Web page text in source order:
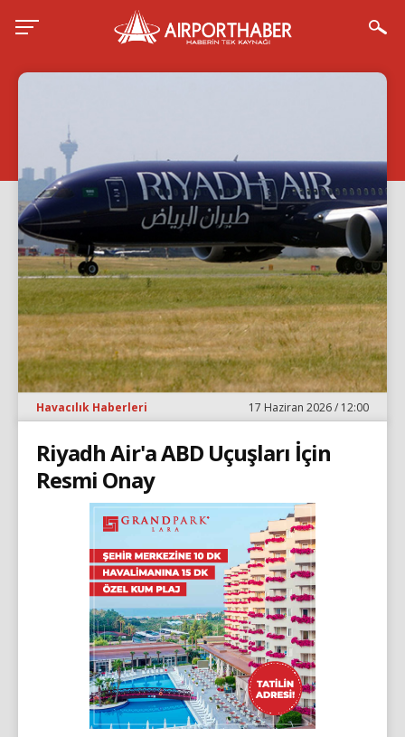
Havacılık Haberleri 17 Haziran 2026 / 12:00
Riyadh Air'a ABD Uçuşları İçin
Resmi Onay